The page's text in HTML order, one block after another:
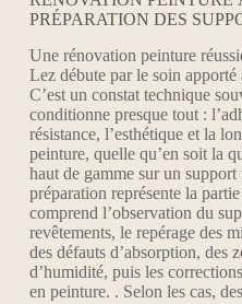
PRÉPARATION DES
Une rénovation peinture
Lez débute par le soin
C’est un constat technique
conditionne presque tout :
résistance, l’esthétique et la
peinture, quelle qu’en soit la
haut de gamme sur un
préparation représente la
comprend l’observation du
revêtements, le repérage des
des défauts d’absorption, des
d’humidité, puis les
en peinture. . Selon les cas,